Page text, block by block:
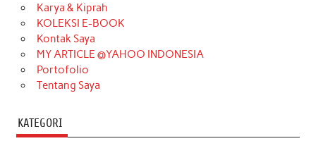
Karya & Kiprah
KOLEKSI E-BOOK
Kontak Saya
MY ARTICLE @YAHOO INDONESIA
Portofolio
Tentang Saya
KATEGORI